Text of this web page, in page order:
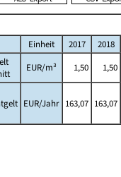
Einheit 2017 2018
EUR/m³ 1,50 1,50
EUR/Jahr 163,07 163,07